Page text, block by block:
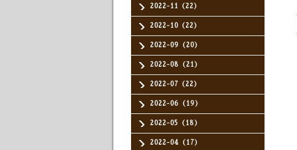
2022-11（22）
2022-10（22）
2022-09（20）
2022-08（21）
2022-07（22）
2022-06（19）
2022-05（18）
2022-04（17）